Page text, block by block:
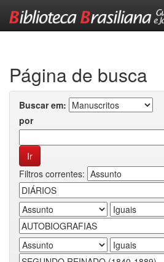
Página de busca
Buscar em:
por
Filtros correntes: